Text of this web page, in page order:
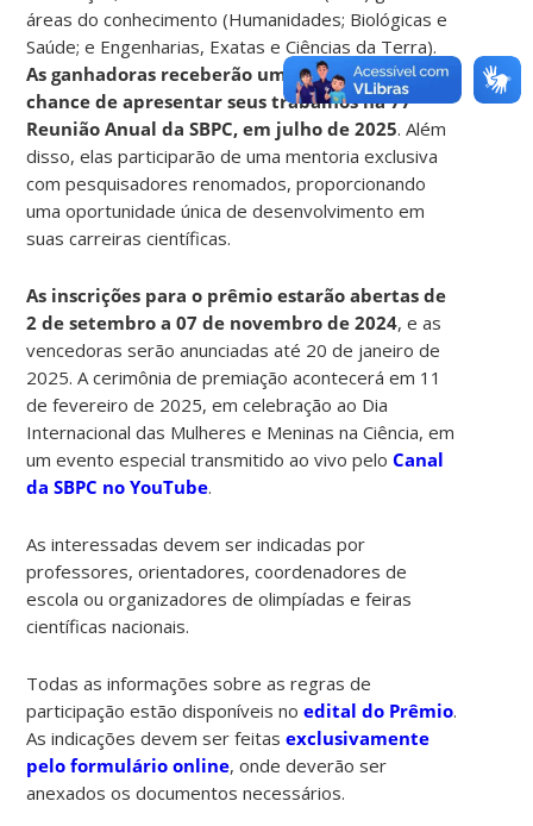
áreas do conhecimento (Humanidades; Biológicas e
Saúde; e Engenharias, Exatas e Ciências da Terra).
As ganhadoras receberão um troféu e terão a
chance de apresentar seus trabalhos na 77ª
Reunião Anual da SBPC, em julho de 2025. Além
disso, elas participarão de uma mentoria exclusiva
com pesquisadores renomados, proporcionando
uma oportunidade única de desenvolvimento em
suas carreiras científicas.
As inscrições para o prêmio estarão abertas de
2 de setembro a 07 de novembro de 2024, e as
vencedoras serão anunciadas até 20 de janeiro de
2025. A cerimônia de premiação acontecerá em 11
de fevereiro de 2025, em celebração ao Dia
Internacional das Mulheres e Meninas na Ciência, em
um evento especial transmitido ao vivo peloCanal
da SBPC no YouTube.
As interessadas devem ser indicadas por
professores, orientadores, coordenadores de
escola ou organizadores de olimpíadas e feiras
científicas nacionais.
Todas as informações sobre as regras de
participação estão disponíveis noedital do Prêmio.
As indicações devem ser feitasexclusivamente
pelo formulário online, onde deverão ser
anexados os documentos necessários.